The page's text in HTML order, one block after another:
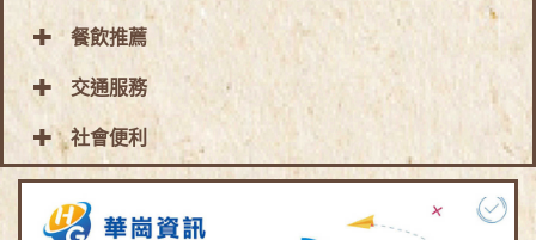
餐飲推薦
交通服務
社會便利